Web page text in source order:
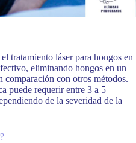
tratamiento láser para hongos en
eliminando hongos en un
comparación con otros métodos.
puede requerir entre 3 a 5
de la severidad de la